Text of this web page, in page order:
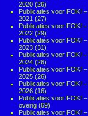
2020 (26)
Publicaties voor FOK! –
2021 (27)
Publicaties voor FOK! –
2022 (29)
Publicaties voor FOK! –
2023 (31)
Publicaties voor FOK! –
2024 (26)
Publicaties voor FOK! –
2025 (26)
Publicaties voor FOK! –
2026 (16)
Publicaties voor FOK! –
overig (69)
Publicaties voor FOK! –